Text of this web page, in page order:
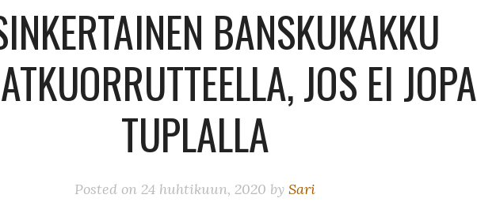
BANSKUKAKKU
JOS EI JOPA
TUPLALLA
Posted on 24 huhtikuun, 2020 by Sari